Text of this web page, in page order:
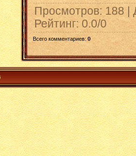
Просмотров: 188 |
Рейтинг: 0.0/0
Всего комментариев: 0